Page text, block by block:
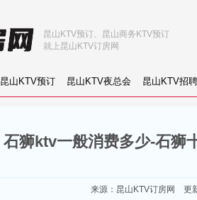
昆山KTV预订 昆山KTV夜总会 昆山KTV招聘
昆山KTV预订、昆山商务KTV预订
就上昆山KTV订房网
石狮ktv一般消费多少-石狮
来源： 昆山KTV订房网 更